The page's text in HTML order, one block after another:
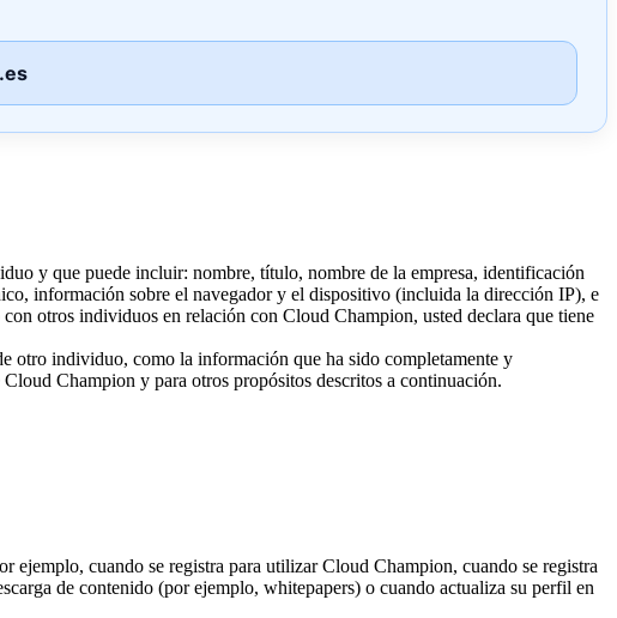
y que puede incluir: nombre, título, nombre de la empresa, identificación
información sobre el navegador y el dispositivo (incluida la dirección IP), e
otros individuos en relación con Cloud Champion, usted declara que tiene
otro individuo, como la información que ha sido completamente y
Champion y para otros propósitos descritos a continuación.
cuando se registra para utilizar Cloud Champion, cuando se registra
de contenido (por ejemplo, whitepapers) o cuando actualiza su perfil en